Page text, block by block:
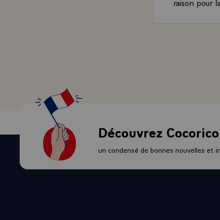
Je profite
je me fais
de l'Asie y
croit rêver,
Découvrez Cocorico
un condensé de bonnes nouvelles et